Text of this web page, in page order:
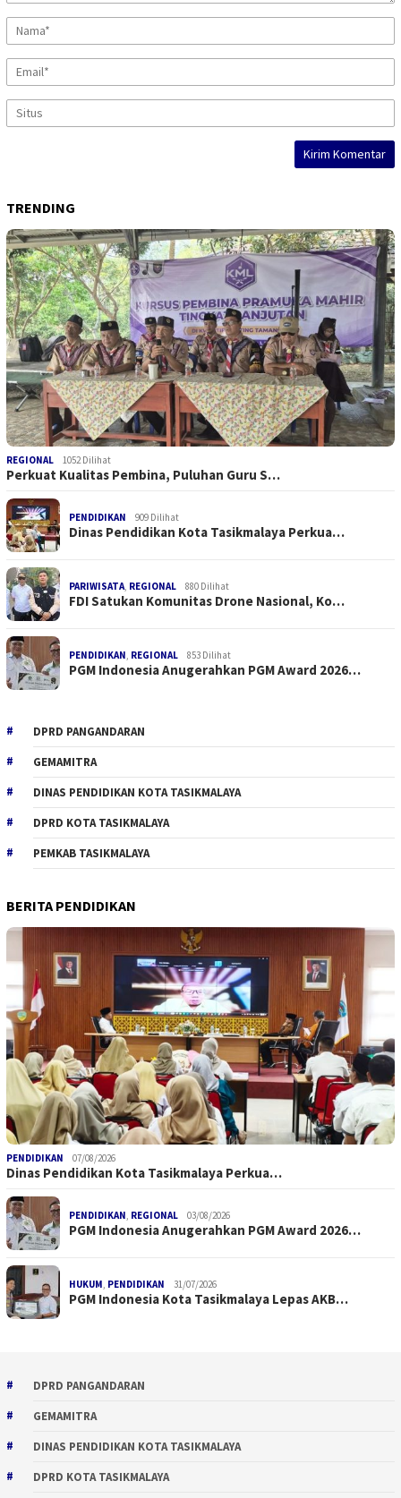
TRENDING
REGIONAL 1052 Dilihat
Perkuat Kualitas Pembina, Puluhan Guru S…
PENDIDIKAN 909 Dilihat
Dinas Pendidikan Kota Tasikmalaya Perkua…
PARIWISATA, REGIONAL 880 Dilihat
FDI Satukan Komunitas Drone Nasional, Ko…
PENDIDIKAN, REGIONAL 853 Dilihat
PGM Indonesia Anugerahkan PGM Award 2026…
DPRD PANGANDARAN
GEMAMITRA
DINAS PENDIDIKAN KOTA TASIKMALAYA
DPRD KOTA TASIKMALAYA
PEMKAB TASIKMALAYA
BERITA PENDIDIKAN
PENDIDIKAN 07/08/2026
Dinas Pendidikan Kota Tasikmalaya Perkua…
PENDIDIKAN REGIONAL 03/08/2026
PGM Indonesia Anugerahkan PGM Award 2026…
HUKUM PENDIDIKAN 31/07/2026
PGM Indonesia Kota Tasikmalaya Lepas AKB…
DPRD PANGANDARAN
GEMAMITRA
DINAS PENDIDIKAN KOTA TASIKMALAYA
DPRD KOTA TASIKMALAYA